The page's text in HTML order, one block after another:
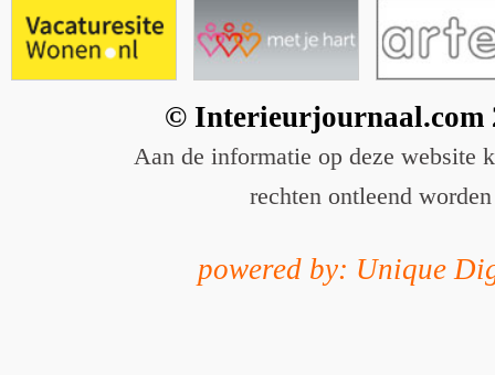
© Interieurjournaal.com
Aan de informatie op deze website
rechten ontleend worden
powered by: Unique